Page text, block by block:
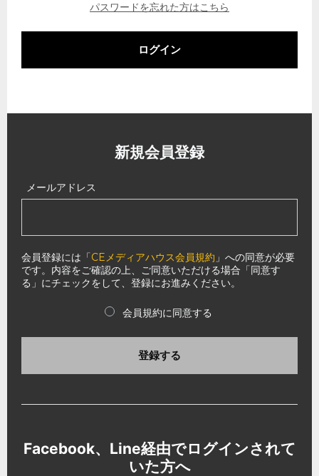
パスワードを忘れた方はこちら
ログイン
新規会員登録
メールアドレス
会員登録には「CEメディアハウス会員規約 」への同意が必要
です。内容をご確認の上、ご同意いただける場合「同意す
る」にチェックをして、登録にお進みください。
会員規約に同意する
登録する
Facebook、Line経由でログインされて
いた方へ